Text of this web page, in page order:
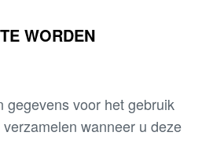
WORDEN
gegevens voor het gebruik
wanneer u deze